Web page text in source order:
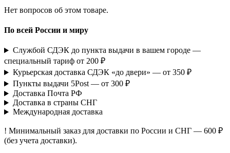
Нет вопросов об этом товаре.
По всей России и миру
Службой СДЭК до пункта выдачи в вашем городе —
специальный тариф от 200 ₽
Курьерская доставка СДЭК «до двери» — от 350 ₽
Пункты выдачи 5Post — от 300 ₽
Доставка Почта РФ
Доставка в страны СНГ
Международная доставка
! Минимальный заказ для доставки по России и СНГ — 600 ₽
(без учета доставки).